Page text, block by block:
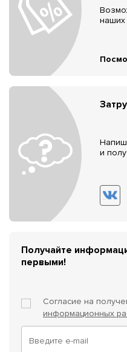
наших
и
Получайте
первыми!
Согласие на
информационных